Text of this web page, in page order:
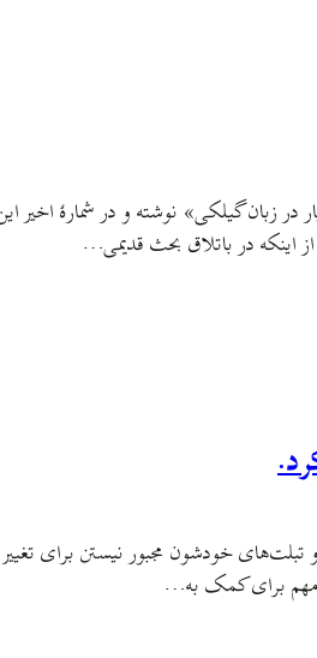
در زبان گیلکی» نوشته و در شمارهٔ
اینکه در باتلاق بحث قدیمی…
تبلت‌های خودشون مجبور نیستن برای
مهم برای کمک به…